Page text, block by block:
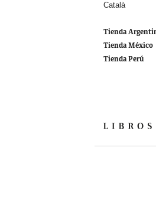
Català
Tienda
Tienda México
Tienda Perú